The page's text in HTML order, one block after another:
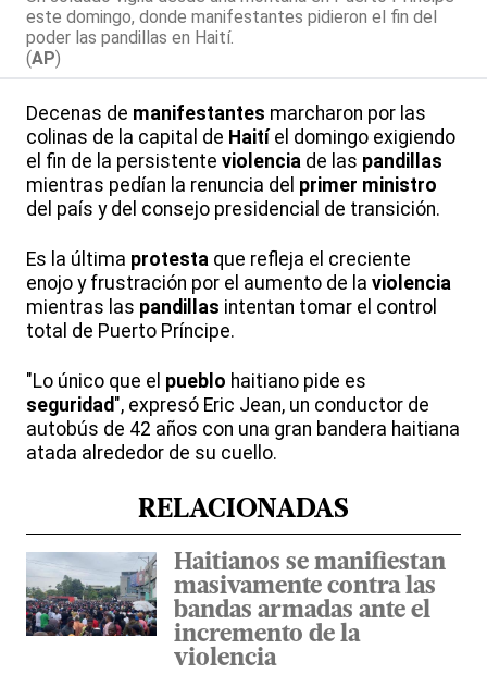
este domingo, donde manifestantes pidieron el fin del
poder las pandillas en Haití.
(AP)
Decenas de manifestantes marcharon por las
colinas de la capital de Haití el domingo exigiendo
el fin de la persistente violencia de las pandillas
mientras pedían la renuncia del primer ministro
del país y del consejo presidencial de transición.
Es la última protesta que refleja el creciente
enojo y frustración por el aumento de la violencia
mientras las pandillas intentan tomar el control
total de Puerto Príncipe.
"Lo único que el pueblo haitiano pide es
seguridad", expresó Eric Jean, un conductor de
autobús de 42 años con una gran bandera haitiana
atada alrededor de su cuello.
RELACIONADAS
Haitianos se manifiestan
masivamente contra las
bandas armadas ante el
incremento de la
violencia